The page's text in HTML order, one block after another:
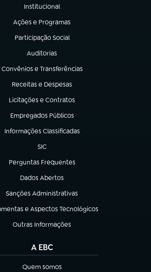
Institucional
(abre em nova aba)
Ações e Programas
(abre em nova aba)
Participação Social
(abre em nova aba)
Auditorias
(abre em nova aba)
Convênios e Transferências
(abre em nova aba)
Receitas e Despesas
(abre em nova aba)
Licitações e Contratos
(abre em nova aba)
Empregados Públicos
(abre em nova aba)
Informações Classificadas
(abre em nova aba)
SIC
(abre em nova aba)
Perguntas Frequentes
(abre em nova aba)
Dados Abertos
(abre em nova aba)
Sanções Administrativas
(abre em nova aba)
e Aspectos Tecnológicos
em nova aba)
Outras Informações
(abre em nova aba)
A EBC
Quem somos
(abre em nova aba)